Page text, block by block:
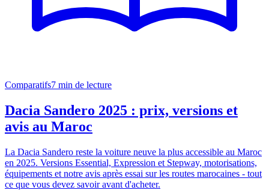
Comparatifs7 min de lecture
Dacia Sandero 2025 : prix, versions et
avis au Maroc
La Dacia Sandero reste la voiture neuve la plus accessible au Maroc
en 2025. Versions Essential, Expression et Stepway, motorisations,
équipements et notre avis après essai sur les routes marocaines - tout
ce que vous devez savoir avant d'acheter.